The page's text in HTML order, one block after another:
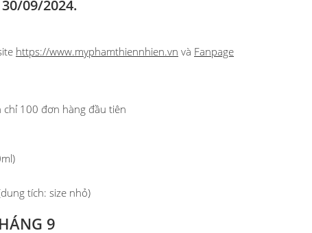
09/2024.
https://www.myphamthiennhien.vn và Fanpage
chỉ 100 đơn hàng đầu tiên
tích: size nhỏ)
9